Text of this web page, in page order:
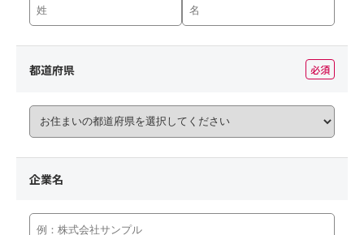
都道府県 必須
企業名